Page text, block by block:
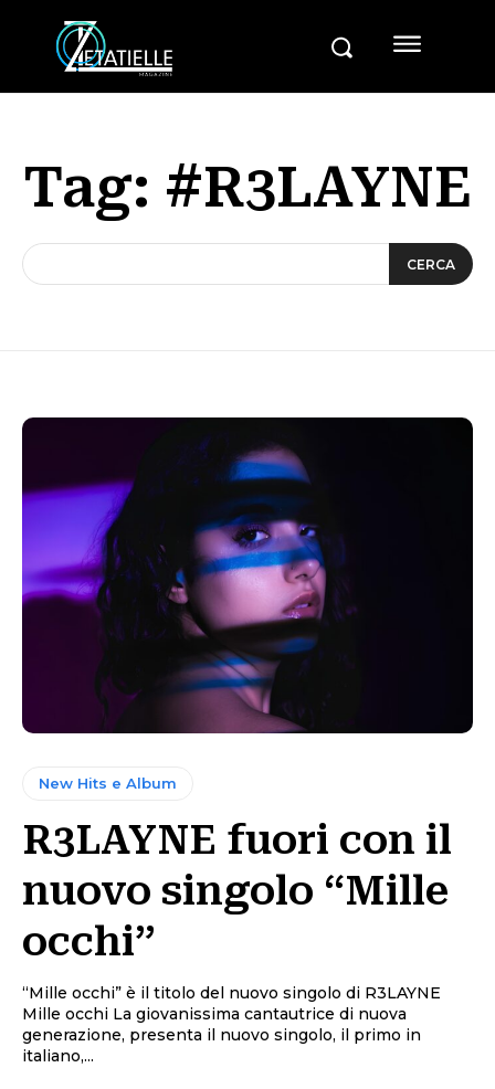
Tag: #R3LAYNE
CERCA
New Hits e Album
R3LAYNE fuori con il
nuovo singolo “Mille
occhi”
“Mille occhi” è il titolo del nuovo singolo di R3LAYNE
Mille occhi La giovanissima cantautrice di nuova
generazione, presenta il nuovo singolo, il primo in
italiano,...